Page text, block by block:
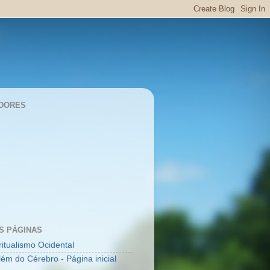
PÁGINAS
Ocidental
do Cérebro - Página inicial